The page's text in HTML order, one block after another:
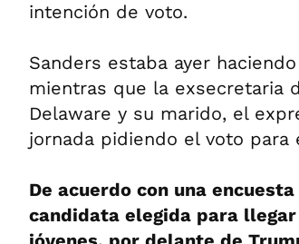
intención de voto.
Sanders estaba ayer
mientras que la exsecretaria
Delaware y su marido, el
jornada pidiendo el voto para
De acuerdo con una
candidata elegida para